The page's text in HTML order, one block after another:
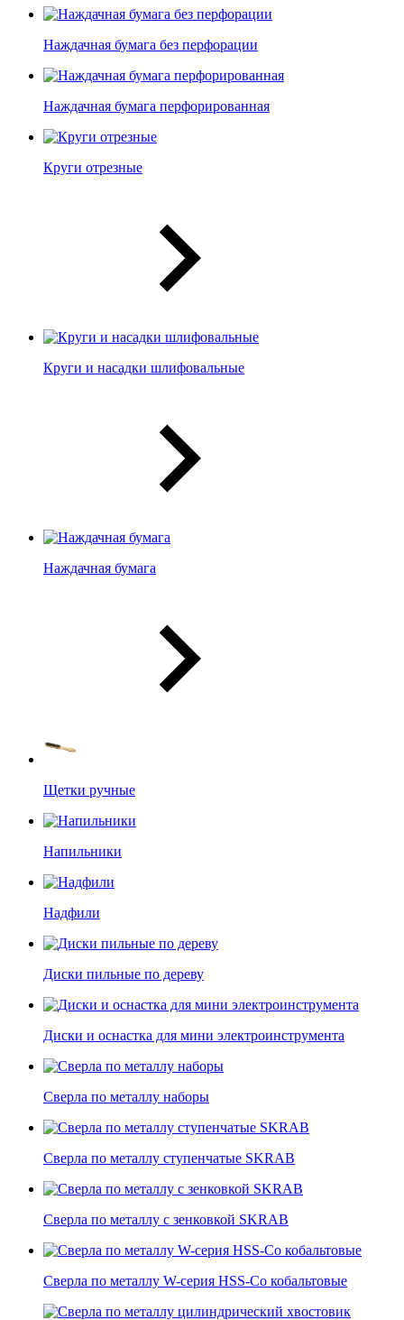
Наждачная бумага без перфорации
Наждачная бумага перфорированная
Круги отрезные
Круги и насадки шлифовальные
Наждачная бумага
Щетки ручные
Напильники
Надфили
Диски пильные по дереву
Диски и оснастка для мини электроинструмента
Сверла по металлу наборы
Сверла по металлу ступенчатые SKRAB
Сверла по металлу с зенковкой SKRAB
Сверла по металлу W-серия HSS-Co кобальтовые